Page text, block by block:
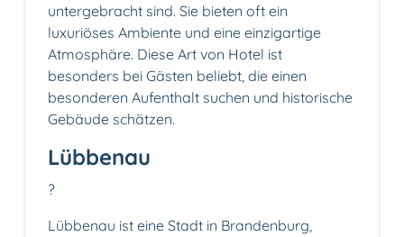
untergebracht sind. Sie bieten oft ein
luxuriöses Ambiente und eine einzigartige
Atmosphäre. Diese Art von Hotel ist
besonders bei Gästen beliebt, die einen
besonderen Aufenthalt suchen und historische
Gebäude schätzen.
Lübbenau
?️
Lübbenau ist eine Stadt in Brandenburg,